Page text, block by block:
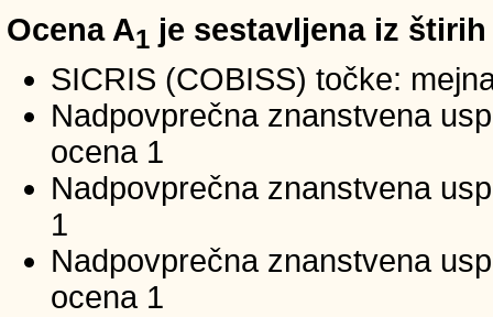
Ocena A1 je sestavljena iz
SICRIS (COBISS) točke:
Nadpovprečna znanstvena
ocena 1
Nadpovprečna znanstvena
1
Nadpovprečna znanstvena
ocena 1